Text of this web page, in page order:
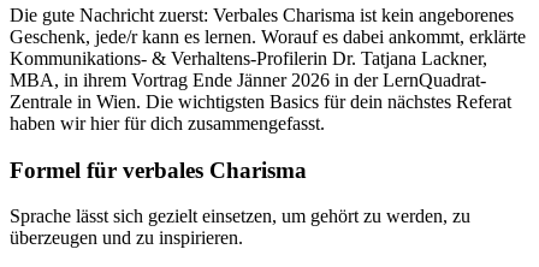
Die gute Nachricht zuerst: Verbales Charisma ist kein angeborenes
Geschenk, jede/r kann es lernen. Worauf es dabei ankommt, erklärte
Kommunikations- & Verhaltens-Profilerin Dr. Tatjana Lackner,
MBA, in ihrem Vortrag Ende Jänner 2026 in der LernQuadrat-
Zentrale in Wien. Die wichtigsten Basics für dein nächstes Referat
haben wir hier für dich zusammengefasst.
Formel für verbales Charisma
Sprache lässt sich gezielt einsetzen, um gehört zu werden, zu
überzeugen und zu inspirieren.